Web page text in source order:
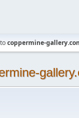
coppermine-